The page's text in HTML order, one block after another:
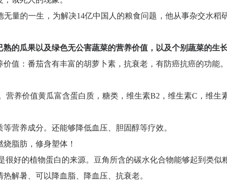
量的一生，为解决14亿中国人的粮食问题，他从事杂交水稻
的瓜果以及绿色无公害蔬菜的营养价值，以及个别蔬菜的生长
值：番茄含有丰富的胡萝卜素，抗衰老，有防癌抗癌的功能
营养价值黄瓜富含蛋白质，糖类，维生素B2，维生素C，维生
营养成分。还能够降低血压、胆固醇等疗效。
脂肪，修身塑体！
很好的植物蛋白的来源。豆角所含的碳水化合物能够起到类似
解暑、可以降血脂、降血压、抗衰老。